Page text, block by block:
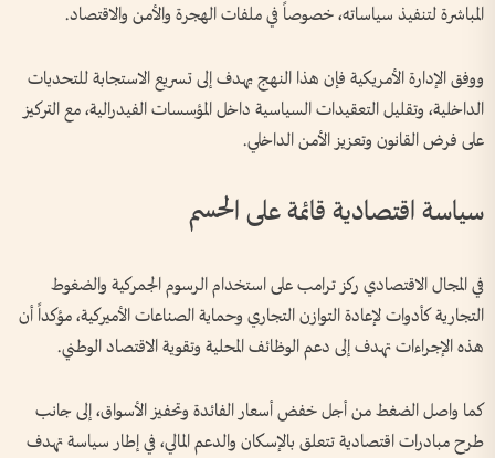
المباشرة لتنفيذ سياساته، خصوصاً في ملفات الهجرة والأمن والاقتصاد.
ووفق الإدارة الأمريكية فإن هذا النهج يهدف إلى تسريع الاستجابة للتحديات
الداخلية، وتقليل التعقيدات السياسية داخل المؤسسات الفيدرالية، مع التركيز
على فرض القانون وتعزيز الأمن الداخلي.
سياسة اقتصادية قائمة على الحسم
في المجال الاقتصادي ركز ترامب على استخدام الرسوم الجمركية والضغوط
التجارية كأدوات لإعادة التوازن التجاري وحماية الصناعات الأميركية، مؤكداً أن
هذه الإجراءات تهدف إلى دعم الوظائف المحلية وتقوية الاقتصاد الوطني.
كما واصل الضغط من أجل خفض أسعار الفائدة وتحفيز الأسواق، إلى جانب
طرح مبادرات اقتصادية تتعلق بالإسكان والدعم المالي، في إطار سياسة تهدف